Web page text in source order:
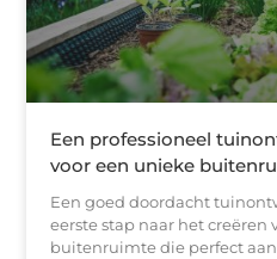
Een professioneel
voor een unieke
Een goed doordacht
eerste stap naar het creëren
buitenruimte die perfect